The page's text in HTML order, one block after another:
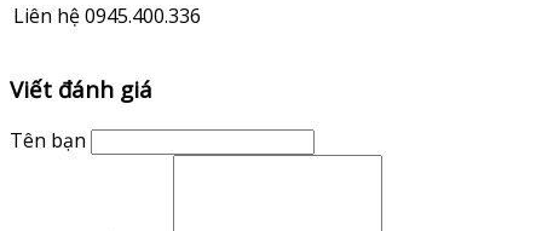
Liên hệ 0945.400.336
Viết đánh giá
Tên bạn